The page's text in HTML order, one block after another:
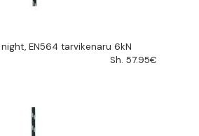
EN564 tarvikenaru 6kN
Sh. 57.95€